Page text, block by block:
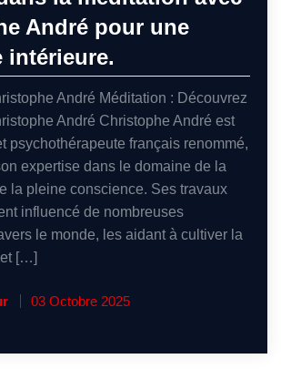
André pour une
intérieure.
André Méditation : Découvrez
André Christophe André est
psychothérapeute français renommé,
expertise dans le domaine de la
la pleine conscience. Ses travaux
influencé de nombreuses
le monde, les aidant à cultiver la
[…]
03 Octobre 2025